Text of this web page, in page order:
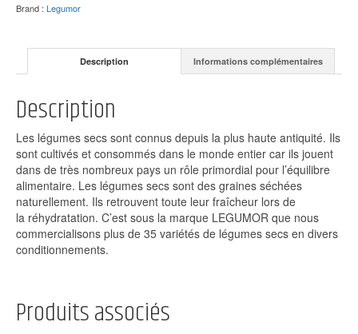
Brand : Legumor
Description Informations complémentaires
Description
Les légumes secs sont connus depuis la plus haute antiquité. Ils
sont cultivés et consommés dans le monde entier car ils jouent
dans de très nombreux pays un rôle primordial pour l’équilibre
alimentaire. Les légumes secs sont des graines séchées
naturellement. Ils retrouvent toute leur fraîcheur lors de
la réhydratation. C’est sous la marque LEGUMOR que nous
commercialisons plus de 35 variétés de légumes secs en divers
conditionnements.
Produits associés